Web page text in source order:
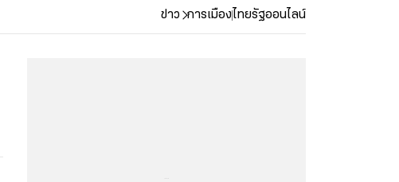
ข่าว การเมืองไทยรัฐออนไลน์